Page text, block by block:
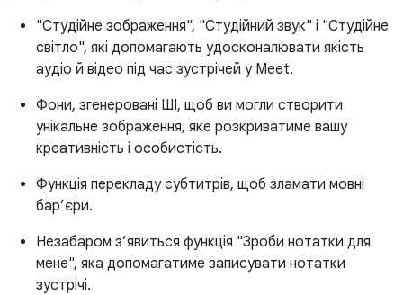
"Студійне зображення", "Студійний звук" і "Студійне
світло", які допомагають удосконалювати якість
аудіо й відео під час зустрічей у Meet.
Фони, згенеровані ШІ, щоб ви могли створити
унікальне зображення, яке розкриватиме вашу
креативність і особистість.
Функція перекладу субтитрів, щоб зламати мовні
бар’єри.
Незабаром з’явиться функція "Зроби нотатки для
мене", яка допомагатиме записувати нотатки
зустрічі.